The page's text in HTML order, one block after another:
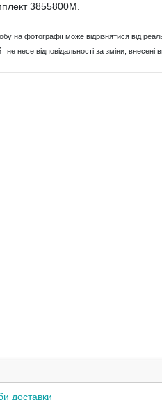
3855800M.
на фотографії може відрізнятися від
несе відповідальності за зміни, внесені
доставки